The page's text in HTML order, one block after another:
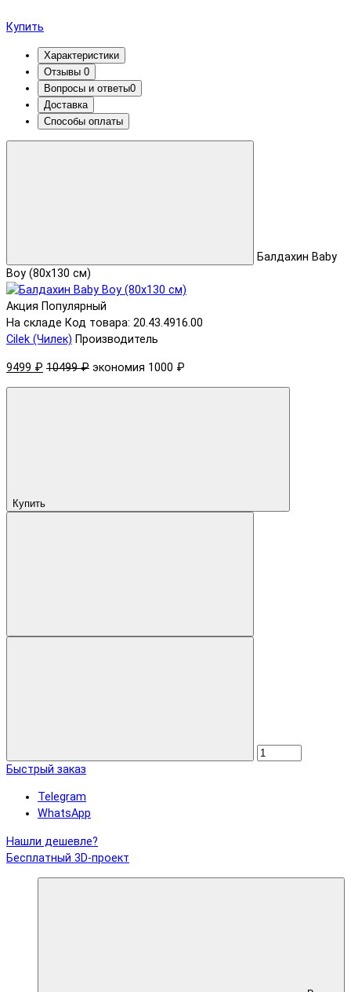
Купить
Характеристики
Отзывы 0
Вопросы и ответы0
Доставка
Способы оплаты
Балдахин Baby
Boy (80х130 см)
Акция Популярный
На складе Код товара: 20.43.4916.00
Cilek (Чилек) Производитель
9499 ₽ 10499 ₽ экономия 1000 ₽
Купить
Быстрый заказ
Telegram
WhatsApp
Нашли дешевле?
Бесплатный 3D-проект